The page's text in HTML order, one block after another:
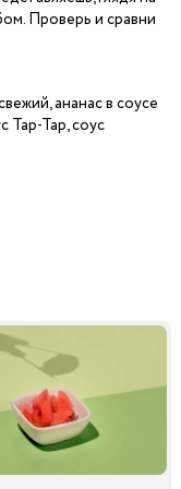
Проверь и сравни
ананас в соусе
Тар-Тар, соус